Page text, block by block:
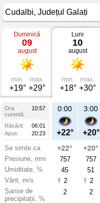
Vremea
Cudalbi
mâine
Județul
Galați
Duminică
09
august
min.
+19°
max.
+29°
Luni
10
august
min.
+18°
max.
+30°
Ora
10:57
curentă
Răsărit:
06:01
Apus:
20:23
Se simte ca
Presiune, mm
Umiditate, %
Vânt, m/s
Șanse de
precipitații, %
21:00
+25°
+25°
757
41
2
2
Lu
aug
0:00
+22°
+22°
757
45
2
2
3:00
+20°
+20°
757
51
2
2